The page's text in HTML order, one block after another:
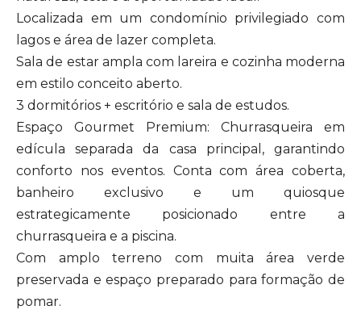
Localizada em um condomínio privilegiado com
lagos e área de lazer completa.
Sala de estar ampla com lareira e cozinha moderna
em estilo conceito aberto.
3 dormitórios + escritório e sala de estudos.
Espaço Gourmet Premium: Churrasqueira em
edícula separada da casa principal, garantindo
conforto nos eventos. Conta com área coberta,
banheiro exclusivo e um quiosque
estrategicamente posicionado entre a
churrasqueira e a piscina.
Com amplo terreno com muita área verde
preservada e espaço preparado para formação de
pomar.